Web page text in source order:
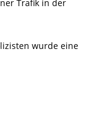
Trafik in der
wurde eine